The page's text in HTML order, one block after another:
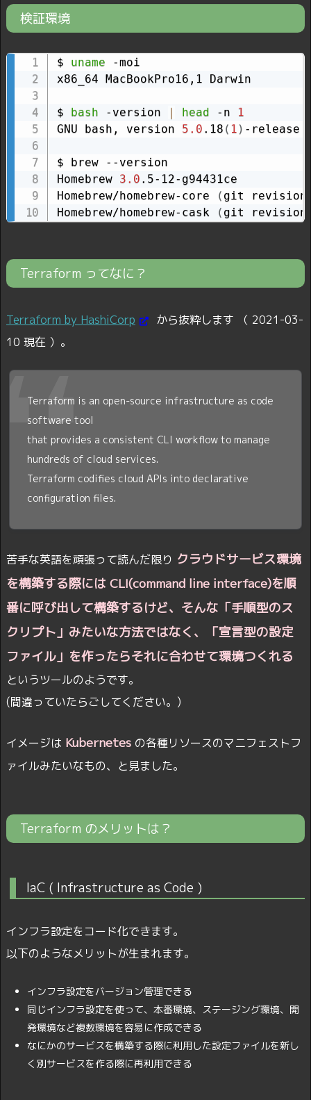
検証環境
$ uname -moi
x86_64 MacBookPro16,1 Darwin
$ bash -version | head -n
1
GNU bash, version 5.0 .18 ( 1 ) -release
$ brew --version
Homebrew 3.0 .5-12-g94431ce
Homebrew/homebrew-core
( git revision
Homebrew/homebrew-cask
( git revision
Terraform ってなに？
Terraform by HashiCorp
から抜粋します （ 2021-03-
10 現在 ）。
Terraform is an open-source infrastructure as code
software tool
that provides a consistent CLI workflow to manage
hundreds of cloud services.
Terraform codifies cloud APIs into declarative
configuration files.
苦手な英語を頑張って読んだ限り クラウドサービス環境
を構築する際には CLI(command line interface)を順
番に呼び出して構築するけど、そんな「手順型のス
クリプト」みたいな方法ではなく、「宣言型の設定
ファイル」を作ったらそれに合わせて環境つくれる
というツールのようです。
(間違っていたらごしてください。)
イメージは Kubernetes の各種リソースのマニフェストフ
ァイルみたいなもの、と見ました。
Terraform のメリットは？
IaC ( Infrastructure as Code )
インフラ設定をコード化できます。
以下のようなメリットが生まれます。
インフラ設定をバージョン管理できる
同じインフラ設定を使って、本番環境、ステージング環境、開
発環境など複数環境を容易に作成できる
なにかのサービスを構築する際に利用した設定ファイルを新し
く別サービスを作る際に再利用できる